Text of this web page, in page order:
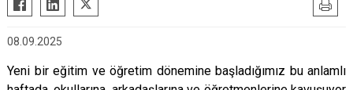
Feke
Karataş
Sarıçam
08.09.2025
Yeni bir eğitim ve öğretim dönemine başladığımız bu anlamlı